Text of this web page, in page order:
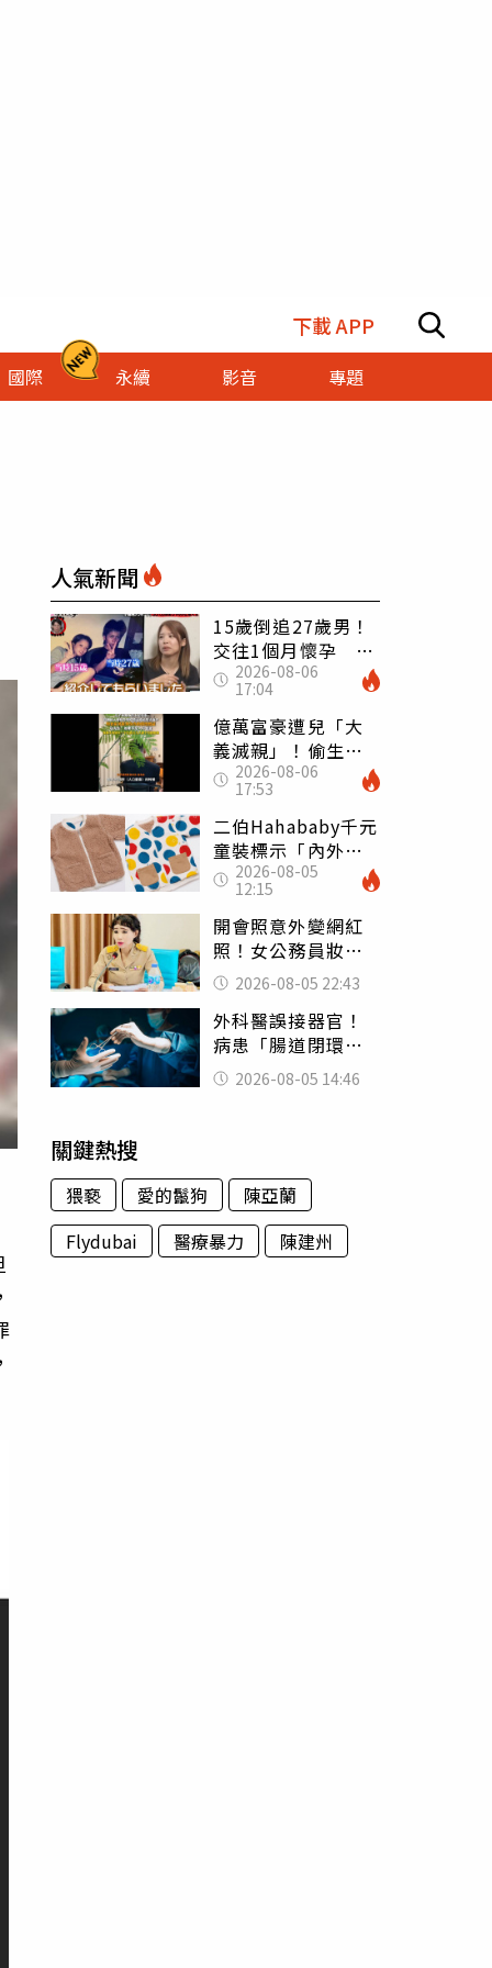
下載 APP
國際 永續 影音 專題
人氣新聞
15歲倒追27歲男！
交往1個月懷孕 36
歲當阿嬤故事曝光
2026-08-06
17:04
億萬富豪遭兒「大
義滅親」！偷生子
怕曝光 竟盜鄰居
身份辦假證落戶
2026-08-06
17:53
二伯Hahababy千元
童裝標示「內外層
皆純棉」 SGS檢
測證明：內裡100%
聚酯纖維
2026-08-05
12:15
開會照意外變網紅
照！女公務員妝容
掀2千則留言 本人
怒嗆：化妝有錯嗎
2026-08-05 22:43
外科醫誤接器官！
病患「腸道閉環」
無法排便險死 同
行看傻：糟糕至極
2026-08-05 14:46
關鍵熱搜
猥褻 愛的鬣狗
陳亞蘭
Flydubai
醫療暴力 陳建州